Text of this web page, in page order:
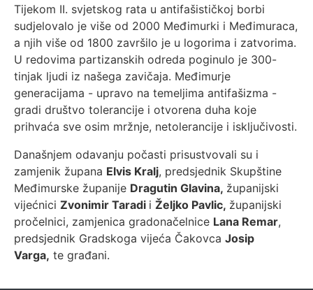
Tijekom II. svjetskog rata u antifašističkoj borbi
sudjelovalo je više od 2000 Međimurki i Međimuraca,
a njih više od 1800 završilo je u logorima i zatvorima.
U redovima partizanskih odreda poginulo je 300-
tinjak ljudi iz našega zavičaja. Međimurje
generacijama - upravo na temeljima antifašizma -
gradi društvo tolerancije i otvorena duha koje
prihvaća sve osim mržnje, netolerancije i isključivosti.
Današnjem odavanju počasti prisustvovali su i
zamjenik župana Elvis Kralj, predsjednik Skupštine
Međimurske županije Dragutin Glavina, županijski
vijećnici Zvonimir Taradi i Željko Pavlic, županijski
pročelnici, zamjenica gradonačelnice Lana Remar,
predsjednik Gradskoga vijeća Čakovca Josip
Varga, te građani.